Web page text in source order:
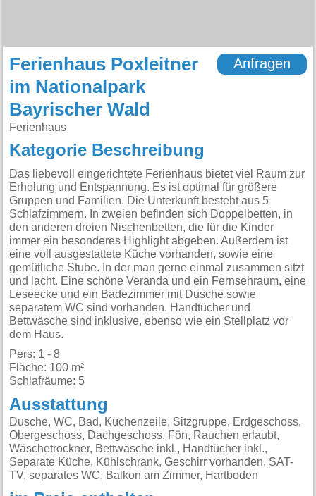
Ferienhaus Poxleitner
im Nationalpark
Bayrischer Wald
Ferienhaus
Anfragen
Kategorie Beschreibung
Das liebevoll eingerichtete Ferienhaus bietet viel Raum zur
Erholung und Entspannung. Es ist optimal für größere
Gruppen und Familien. Die Unterkunft besteht aus 5
Schlafzimmern. In zweien befinden sich Doppelbetten, in
den anderen dreien Nischenbetten, die für die Kinder
immer ein besonderes Highlight abgeben. Außerdem ist
eine voll ausgestattete Küche vorhanden, sowie eine
gemütliche Stube. In der man gerne einmal zusammen sitzt
und lacht. Eine schöne Veranda und ein Fernsehraum, eine
Leseecke und ein Badezimmer mit Dusche sowie
separatem WC sind vorhanden. Handtücher und
Bettwäsche sind inklusive, ebenso wie ein Stellplatz vor
dem Haus.
Pers: 1 - 8
Fläche: 100 m²
Schlafräume: 5
Ausstattung
Dusche, WC, Bad, Küchenzeile, Sitzgruppe, Erdgeschoss,
Obergeschoss, Dachgeschoss, Fön, Rauchen erlaubt,
Wäschetrockner, Bettwäsche inkl., Handtücher inkl.,
Separate Küche, Kühlschrank, Geschirr vorhanden, SAT-
TV, separates WC, Balkon am Zimmer, Hartboden